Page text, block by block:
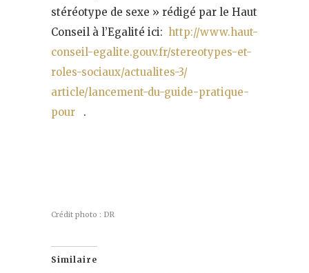
stéréotype de sexe » rédigé par le Haut
Conseil à l’Egalité ici: http://www.haut-
conseil-egalite.gouv.fr/stereotypes-et-
roles-sociaux/actualites-3/
article/lancement-du-guide-pratique-
pour .
Crédit photo : DR
Similaire